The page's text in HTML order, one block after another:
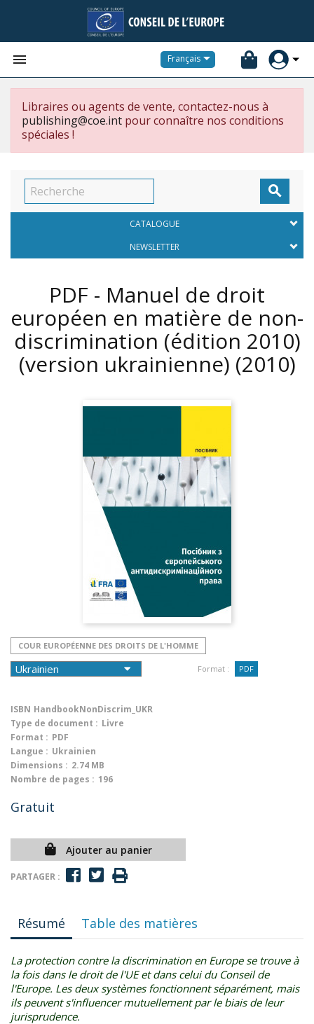
 Français
Libraires ou agents de vente, contactez-nous à
publishing@coe.int pour connaître nos conditions
spéciales !

CATALOGUE
NEWSLETTER
PDF - Manuel de droit
européen en matière de non-
discrimination (édition 2010)
(version ukrainienne) (2010)
COUR EUROPÉENNE DES DROITS DE L'HOMME
Format : PDF
ISBN HandbookNonDiscrim_UKR
Type de document : Livre
Format : PDF
Langue : Ukrainien
Dimensions : 2.74 MB
Nombre de pages : 196
Gratuit
Ajouter au panier
PARTAGER :
Résumé Table des matières
La protection contre la discrimination en Europe se trouve à
la fois dans le droit de l'UE et dans celui du Conseil de
l'Europe. Les deux systèmes fonctionnent séparément, mais
ils peuvent s'influencer mutuellement par le biais de leur
jurisprudence.